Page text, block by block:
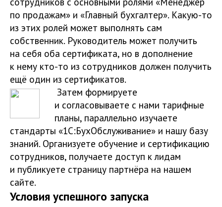
по продажам» и «Главный бухгалтер». Какую-то
из этих ролей может выполнять сам
собственник. Руководитель может получить
на себя оба сертификата, но в дополнение
к нему кто-то из сотрудников должен получить
ещё один из сертификатов.
Затем формируете
и согласовываете с нами тарифные
планы, параллельно изучаете
стандарты «1С:БухОбслуживание» и нашу базу
знаний. Организуете обучение и сертификацию
сотрудников, получаете доступ к лидам
и публикуете страницу партнёра на нашем
сайте.
Условия успешного запуска